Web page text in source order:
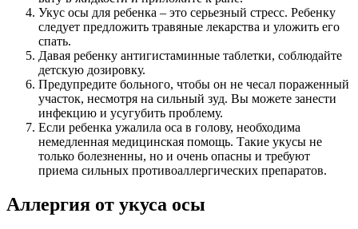
Укус осы для ребенка – это серьезный стресс. Ребенку
следует предложить травяные лекарства и уложить его
спать.
Давая ребенку антигистаминные таблетки, соблюдайте
детскую дозировку.
Предупредите больного, чтобы он не чесал пораженный
участок, несмотря на сильный зуд. Вы можете занести
инфекцию и усугубить проблему.
Если ребенка ужалила оса в голову, необходима
немедленная медицинская помощь. Такие укусы не
только болезненны, но и очень опасны и требуют
приема сильных противоаллергических препаратов.
Аллергия от укуса осы